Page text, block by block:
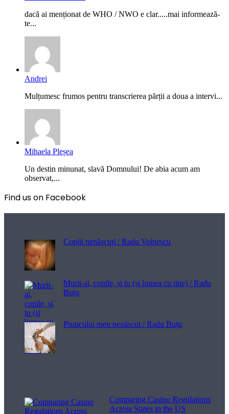
dacă ai menționat de WHO / NWO e clar.....mai informează-
te...
Andrei
Mulțumesc frumos pentru transcrierea părții a doua a intervi...
Mihaela Pleșea
Un destin minunat, slavă Domnului! De abia acum am
observat,...
Find us on Facebook
Copiii nenăscuți / Radu Voinescu
Murit-ai, copile, și tu (și lumea cu tine) / Radu
Buțu
Pruncului meu nenăscut / Radu Buțu
Comparing Casino Regulations
Across States in the US